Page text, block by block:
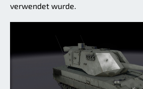
verwendet wurde.